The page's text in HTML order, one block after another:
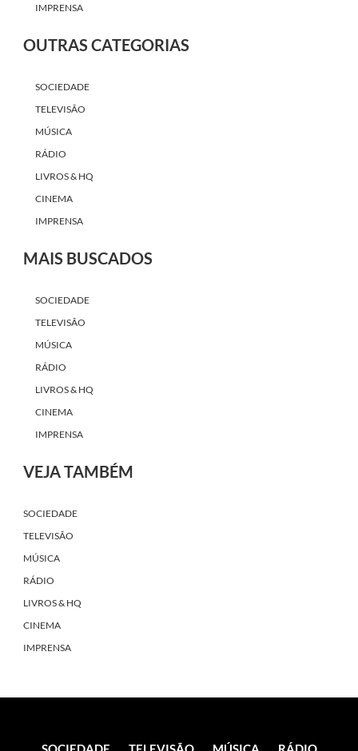
IMPRENSA
OUTRAS CATEGORIAS
SOCIEDADE
TELEVISÃO
MÚSICA
RÁDIO
LIVROS & HQ
CINEMA
IMPRENSA
MAIS BUSCADOS
SOCIEDADE
TELEVISÃO
MÚSICA
RÁDIO
LIVROS & HQ
CINEMA
IMPRENSA
VEJA TAMBÉM
SOCIEDADE
TELEVISÃO
MÚSICA
RÁDIO
LIVROS & HQ
CINEMA
IMPRENSA